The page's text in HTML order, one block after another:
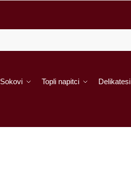
Sokovi Topli napitci Delikatesi